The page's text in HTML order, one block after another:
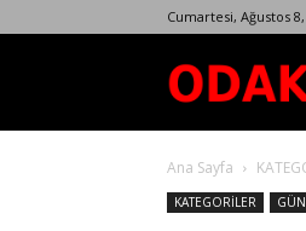
Cumartesi, Ağustos
Ana Sayfa
KATEGORİLER